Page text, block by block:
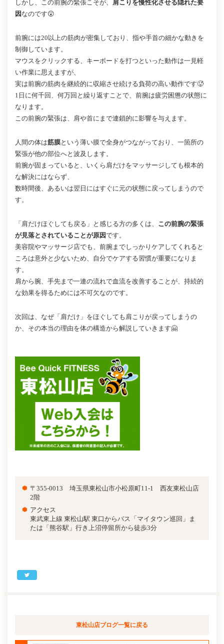
しかし、この前腕の緊張こそが、 肩こりを慢性化させる隠れた要
因 なのです😲
前腕には20以上の筋肉が密集しており、指や手首の細かな動きを
制御しています。
マウスをクリックする、キーボードを打つといった動作は一見軽
い作業に思えますが、
実は前腕の筋肉を継続的に収縮させ続ける負荷の高い動作です🥵
1日に何千回、何万回と繰り返すことで、前腕は疲労困憊の状態に
なります。
この前腕の緊張は、肩や首にまで連鎖的に影響を与えます。
人間の体は筋膜という薄い膜で全身がつながっており、一箇所の
緊張が他の部位へと波及します。
前腕が固まっていると、いくら肩だけをマッサージしても根本的
な解決にはならず、
数時間後、あるいは翌日にはすぐに元の状態に戻ってしまうので
す。
「肩だけほぐしても戻る」と感じる方の多くは、 この前腕の緊張
が見落とされていることが原因です。
美容院やマッサージ店でも、前腕までしっかりケアしてくれると
ころは意外と少ないため、自分でケアする習慣が重要になりま
す。
肩から腕、手先まで一連の流れで血流を改善することが、持続的
な効果を得るためには不可欠なのです。
次回は、なぜ「肩だけ」をほぐしても肩こりが戻ってしまうの
か、その本当の理由を体の構造から解説していきます🤗
〒355-0013 埼玉県東松山市小松原町11-1 西友東松山店
2階
アクセス
東武東上線 東松山駅 東口からバス「マイタウン巡回」ま
たは「熊谷駅」行き上沼停留所から徒歩3分
東松山店ブログ一覧に戻る